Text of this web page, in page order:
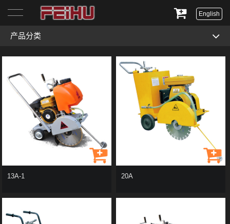
English
产品分类
13A-1 20A
首页
产品展示
服务与支持
新闻资讯
联系我们